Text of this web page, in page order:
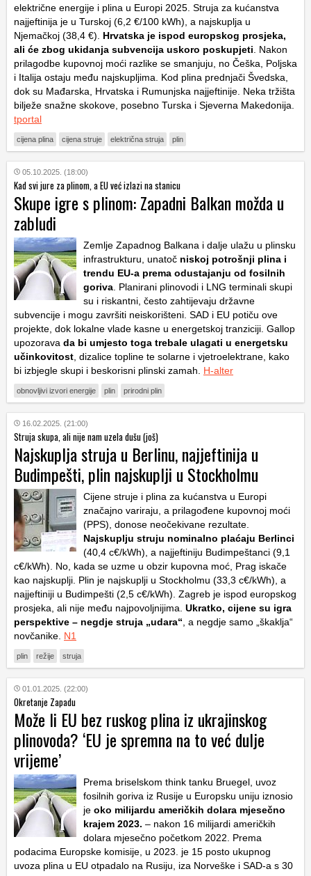
električne energije i plina u Europi 2025. Struja za kućanstva
najjeftinija je u Turskoj (6,2 €/100 kWh), a najskuplja u
Njemačkoj (38,4 €).
Hrvatska je ispod europskog prosjeka,
ali će zbog ukidanja subvencija uskoro poskupjeti . Nakon
prilagodbe kupovnoj moći razlike se smanjuju, no Češka, Poljska
i Italija ostaju među najskupljima. Kod plina prednjači Švedska,
dok su Mađarska, Hrvatska i Rumunjska najjeftinije. Neka tržišta
bilježe snažne skokove, posebno Turska i Sjeverna Makedonija.
tportal
cijena plina cijena struje električna struja plin
05.10.2025. (18:00)
Kad svi jure za plinom, a EU već izlazi na stanicu
Skupe igre s plinom: Zapadni Balkan možda u
zabludi
Zemlje Zapadnog Balkana i dalje ulažu u plinsku
infrastrukturu, unatoč niskoj potrošnji plina i
trendu EU-a prema odustajanju od fosilnih
goriva . Planirani plinovodi i LNG terminali skupi
su i riskantni, često zahtijevaju državne
subvencije i mogu završiti neiskorišteni. SAD i EU potiču ove
projekte, dok lokalne vlade kasne u energetskoj tranziciji. Gallop
upozorava da bi umjesto toga trebale ulagati u energetsku
učinkovitost , dizalice topline te solarne i vjetroelektrane, kako
bi izbjegle skupi i beskorisni plinski zamah. H-alter
obnovljivi izvori energije plin prirodni plin
16.02.2025. (21:00)
Struja skupa, ali nije nam uzela dušu (još)
Najskuplja struja u Berlinu, najjeftinija u
Budimpešti, plin najskuplji u Stockholmu
Cijene struje i plina za kućanstva u Europi
značajno variraju, a prilagođene kupovnoj moći
(PPS), donose neočekivane rezultate.
Najskuplju struju nominalno plaćaju Berlinci
(40,4 c€/kWh), a najjeftiniju Budimpeštanci (9,1
c€/kWh). No, kada se uzme u obzir kupovna moć, Prag iskače
kao najskuplji. Plin je najskuplji u Stockholmu (33,3 c€/kWh), a
najjeftiniji u Budimpešti (2,5 c€/kWh). Zagreb je ispod europskog
prosjeka, ali nije među najpovoljnijima. Ukratko, cijene su igra
perspektive – negdje struja „udara“ , a negdje samo „škaklja“
novčanike. N1
plin režije struja
01.01.2025. (22:00)
Okretanje Zapadu
Može li EU bez ruskog plina iz ukrajinskog
plinovoda? ‘EU je spremna na to već dulje
vrijeme’
Prema briselskom think tanku Bruegel, uvoz
fosilnih goriva iz Rusije u Europsku uniju iznosio
je oko milijardu američkih dolara mjesečno
krajem 2023. – nakon 16 milijardi američkih
dolara mjesečno početkom 2022. Prema
podacima Europske komisije, u 2023. je 15 posto ukupnog
uvoza plina u EU otpadalo na Rusiju, iza Norveške i SAD-a s 30